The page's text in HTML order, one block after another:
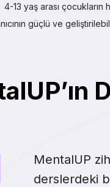
4-13 yaş arası çocukların
güçlü ve
MentalUP
derslerdeki